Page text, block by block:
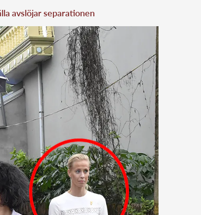
avslöjar separationen